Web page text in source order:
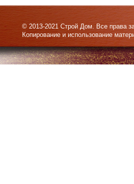
© 2013-2021 Строй Дом. Все права
Копирование и использование